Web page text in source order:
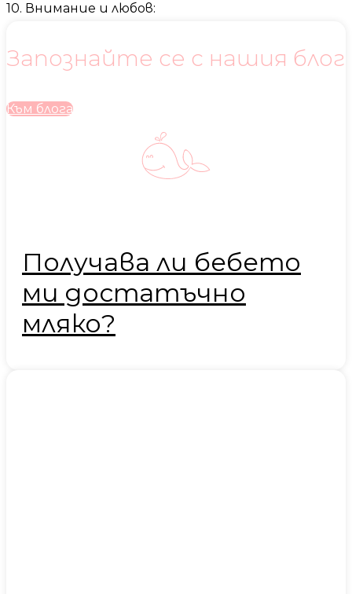
10. Внимание и любов:
Запознайте се с нашия блог
Към блога
Получава ли бебето
ми достатъчно
мляко?